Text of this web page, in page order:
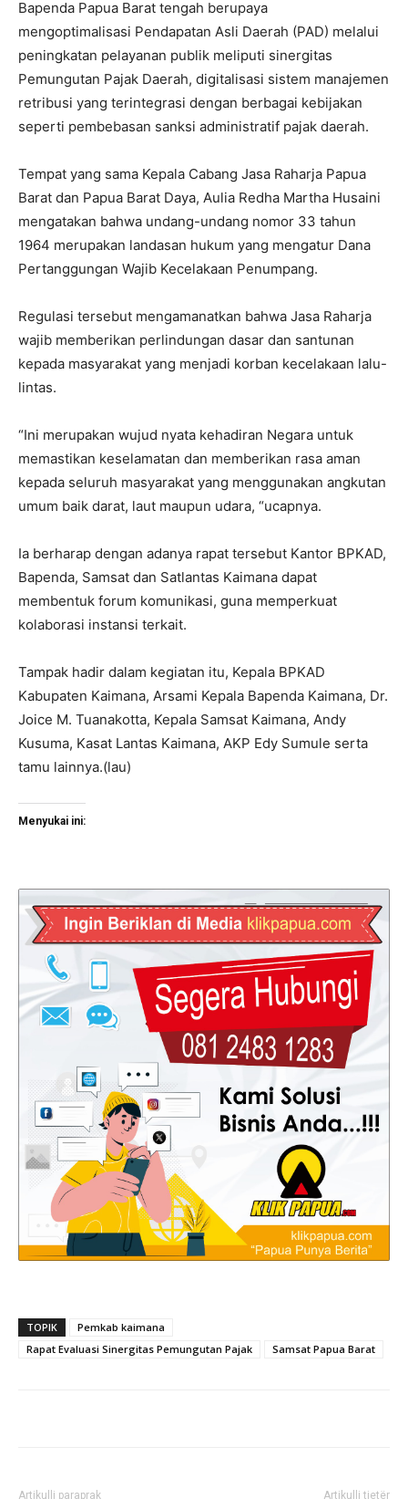
Bapenda Papua Barat tengah berupaya
mengoptimalisasi Pendapatan Asli Daerah (PAD) melalui
peningkatan pelayanan publik meliputi sinergitas
Pemungutan Pajak Daerah, digitalisasi sistem manajemen
retribusi yang terintegrasi dengan berbagai kebijakan
seperti pembebasan sanksi administratif pajak daerah.
Tempat yang sama Kepala Cabang Jasa Raharja Papua
Barat dan Papua Barat Daya, Aulia Redha Martha Husaini
mengatakan bahwa undang-undang nomor 33 tahun
1964 merupakan landasan hukum yang mengatur Dana
Pertanggungan Wajib Kecelakaan Penumpang.
Regulasi tersebut mengamanatkan bahwa Jasa Raharja
wajib memberikan perlindungan dasar dan santunan
kepada masyarakat yang menjadi korban kecelakaan lalu-
lintas.
“Ini merupakan wujud nyata kehadiran Negara untuk
memastikan keselamatan dan memberikan rasa aman
kepada seluruh masyarakat yang menggunakan angkutan
umum baik darat, laut maupun udara, “ucapnya.
Ia berharap dengan adanya rapat tersebut Kantor BPKAD,
Bapenda, Samsat dan Satlantas Kaimana dapat
membentuk forum komunikasi, guna memperkuat
kolaborasi instansi terkait.
Tampak hadir dalam kegiatan itu, Kepala BPKAD
Kabupaten Kaimana, Arsami Kepala Bapenda Kaimana, Dr.
Joice M. Tuanakotta, Kepala Samsat Kaimana, Andy
Kusuma, Kasat Lantas Kaimana, AKP Edy Sumule serta
tamu lainnya.(lau)
Menyukai ini:
TOPIK
Pemkab kaimana
Rapat Evaluasi Sinergitas Pemungutan Pajak
Samsat Papua Barat
Artikulli paraprak Artikulli tjetër